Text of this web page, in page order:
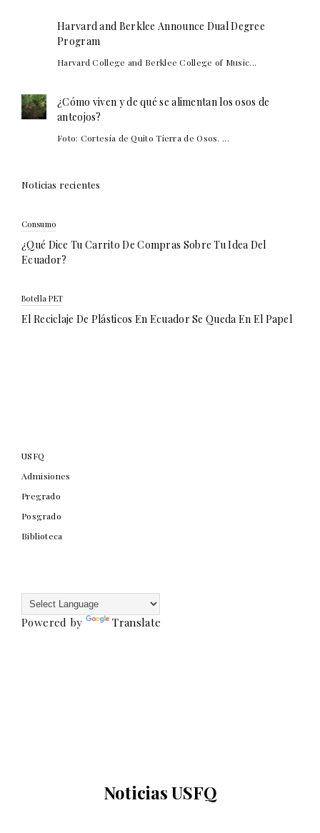
Harvard and Berklee Announce Dual Degree
Program
Harvard College and Berklee College of Music...
¿Cómo viven y de qué se alimentan los osos de
anteojos?
Foto: Cortesía de Quito Tierra de Osos. ...
Noticias recientes
Consumo
¿Qué Dice Tu Carrito De Compras Sobre Tu Idea Del
Ecuador?
Botella PET
El Reciclaje De Plásticos En Ecuador Se Queda En El Papel
USFQ
Admisiones
Pregrado
Posgrado
Biblioteca
Powered by Translate
Noticias USFQ